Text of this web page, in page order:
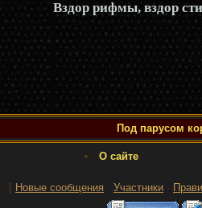
Вздор рифмы, вздор
Под парусом
О сайте
[ Новые сообщения · Участники ·